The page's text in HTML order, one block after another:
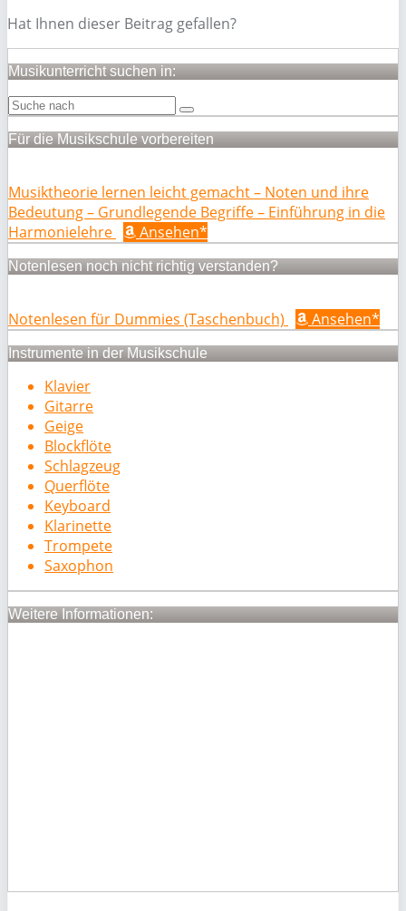
Hat Ihnen dieser Beitrag gefallen?
Musikunterricht suchen in:
Für die Musikschule vorbereiten
Musiktheorie lernen leicht gemacht – Noten und ihre
Bedeutung – Grundlegende Begriffe – Einführung in die
Harmonielehre
Ansehen*
Notenlesen noch nicht richtig verstanden?
Notenlesen für Dummies (Taschenbuch) Ansehen*
Instrumente in der Musikschule
Klavier
Gitarre
Geige
Blockflöte
Schlagzeug
Querflöte
Keyboard
Klarinette
Trompete
Saxophon
Weitere Informationen: